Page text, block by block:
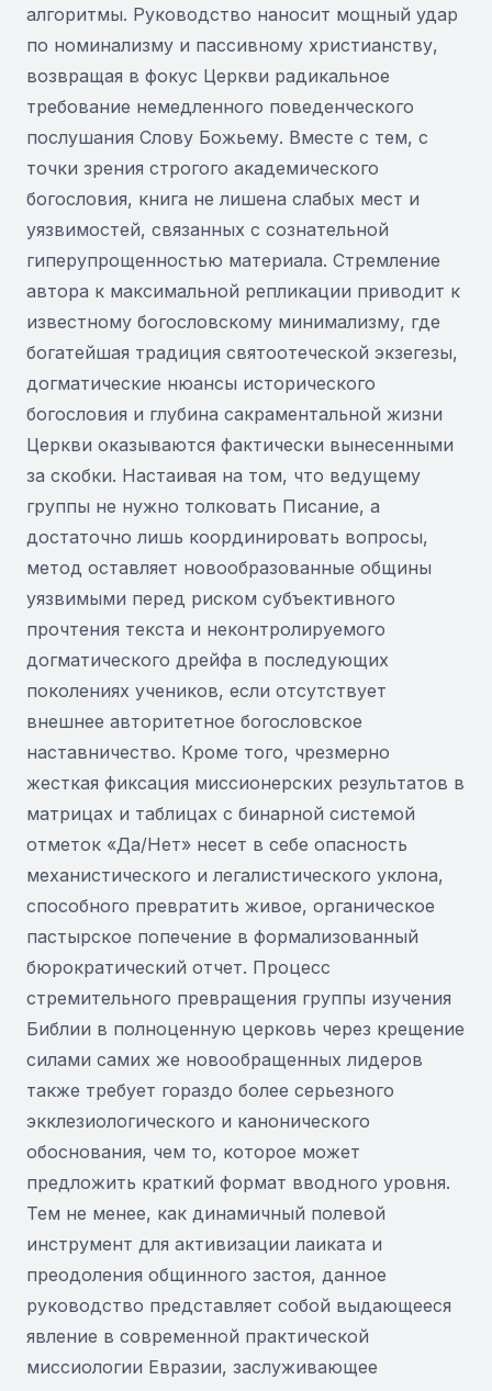
алгоритмы. Руководство наносит мощный удар
по номинализму и пассивному христианству,
возвращая в фокус Церкви радикальное
требование немедленного поведенческого
послушания Слову Божьему. Вместе с тем, с
точки зрения строгого академического
богословия, книга не лишена слабых мест и
уязвимостей, связанных с сознательной
гиперупрощенностью материала. Стремление
автора к максимальной репликации приводит к
известному богословскому минимализму, где
богатейшая традиция святоотеческой экзегезы,
догматические нюансы исторического
богословия и глубина сакраментальной жизни
Церкви оказываются фактически вынесенными
за скобки. Настаивая на том, что ведущему
группы не нужно толковать Писание, а
достаточно лишь координировать вопросы,
метод оставляет новообразованные общины
уязвимыми перед риском субъективного
прочтения текста и неконтролируемого
догматического дрейфа в последующих
поколениях учеников, если отсутствует
внешнее авторитетное богословское
наставничество. Кроме того, чрезмерно
жесткая фиксация миссионерских результатов в
матрицах и таблицах с бинарной системой
отметок «Да/Нет» несет в себе опасность
механистического и легалистического уклона,
способного превратить живое, органическое
пастырское попечение в формализованный
бюрократический отчет. Процесс
стремительного превращения группы изучения
Библии в полноценную церковь через крещение
силами самих же новообращенных лидеров
также требует гораздо более серьезного
экклезиологического и канонического
обоснования, чем то, которое может
предложить краткий формат вводного уровня.
Тем не менее, как динамичный полевой
инструмент для активизации лаиката и
преодоления общинного застоя, данное
руководство представляет собой выдающееся
явление в современной практической
миссиологии Евразии, заслуживающее